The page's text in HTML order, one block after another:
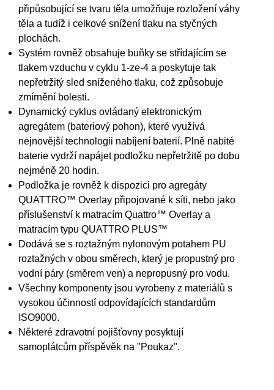
připůsobující se tvaru těla umožňuje rozložení váhy
těla a tudíž i celkové snížení tlaku na styčných
plochách.
Systém rovněž obsahuje buňky se střídajícím se
tlakem vzduchu v cyklu 1-ze-4 a poskytuje tak
nepřetržitý sled sníženého tlaku, což způsobuje
zmírnění bolesti.
Dynamický cyklus ovládaný elektronickým
agregátem (bateriový pohon), které využívá
nejnovější technologii nabíjení baterií. Plně nabité
baterie vydrží napájet podložku nepřetržitě po dobu
nejméně 20 hodin.
Podložka je rovněž k dispozici pro agregáty
QUATTRO™ Overlay připojované k síti, nebo jako
příslušenství k matracím Quattro™ Overlay a
matracím typu QUATTRO PLUS™
Dodává se s roztažným nylonovým potahem PU
roztažných v obou směrech, který je propustný pro
vodní páry (směrem ven) a nepropusný pro vodu.
Všechny komponenty jsou vyrobeny z materiálů s
vysokou účinností odpovídajících standardům
ISO9000.
Některé zdravotní pojišťovny posyktují
samoplátcům příspěvěk na "Poukaz".